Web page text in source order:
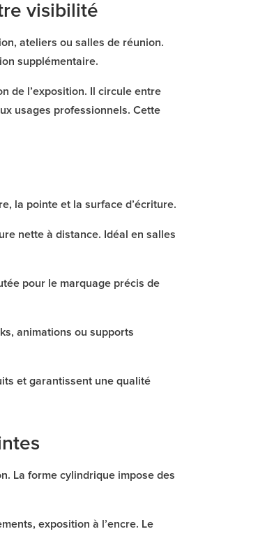
visibilité
ateliers ou salles de réunion.
supplémentaire.
de l’exposition. Il circule entre
usages professionnels. Cette
la pointe et la surface d’écriture.
nette à distance. Idéal en salles
pour le marquage précis de
animations ou supports
et garantissent une qualité
La forme cylindrique impose des
exposition à l’encre. Le